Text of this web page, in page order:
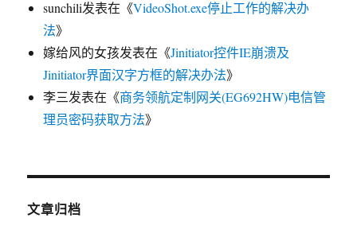
sunchili发表在《VideoShot.exe停止工作的解决办
法》
嫁给风的女孩发表在《Jinitiator控件IE崩溃及
Jinitiator界面汉字方框的解决办法》
李三发表在《商务领航定制网关(EG692HW)电信管
理员密码获取方法》
文章归档